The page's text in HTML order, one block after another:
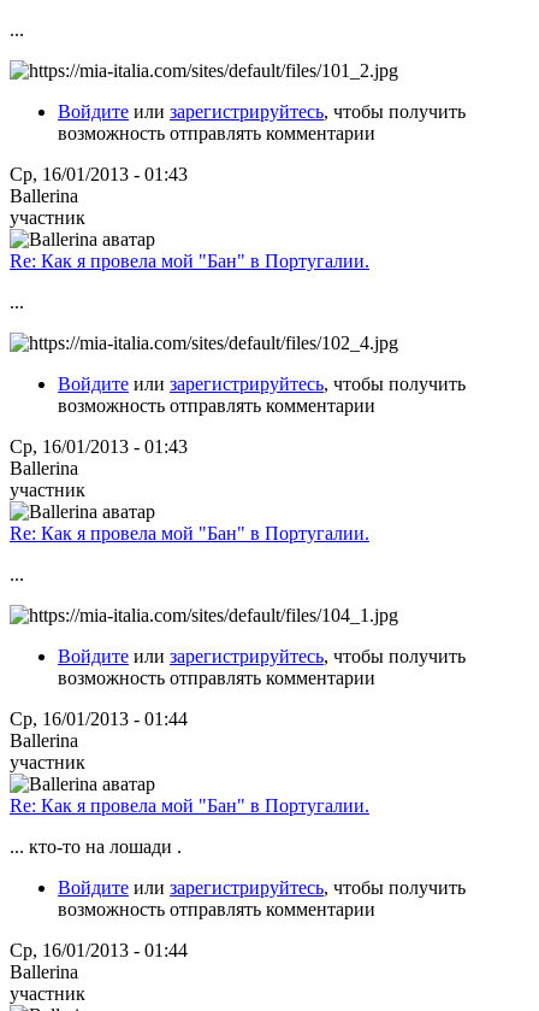
...
Войдите или зарегистрируйтесь, чтобы получить
возможность отправлять комментарии
Ср, 16/01/2013 - 01:43
Ballerina
участник
Re: Как я провела мой "Бан" в Португалии.
...
Войдите или зарегистрируйтесь, чтобы получить
возможность отправлять комментарии
Ср, 16/01/2013 - 01:43
Ballerina
участник
Re: Как я провела мой "Бан" в Португалии.
...
Войдите или зарегистрируйтесь, чтобы получить
возможность отправлять комментарии
Ср, 16/01/2013 - 01:44
Ballerina
участник
Re: Как я провела мой "Бан" в Португалии.
... кто-то на лошади .
Войдите или зарегистрируйтесь, чтобы получить
возможность отправлять комментарии
Ср, 16/01/2013 - 01:44
Ballerina
участник